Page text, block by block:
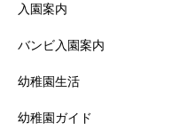
入園案内
バンビ入園案内
幼稚園生活
幼稚園ガイド